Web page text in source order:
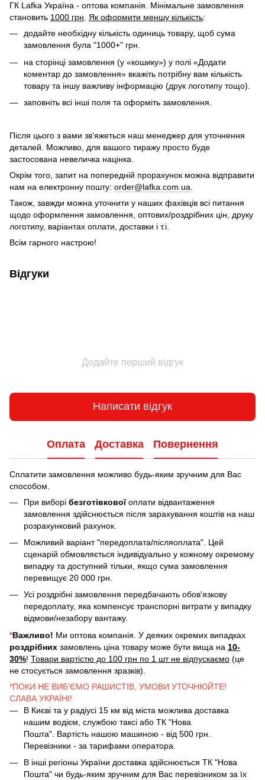
ГК Lafka Україна - оптова компанія. Мінімальне замовлення
становить 1000 грн. Як оформити меншу кількість:
додайте необхідну кількість одиниць товару, щоб сума
замовлення була "1000+" грн.
на сторінці замовлення (у «кошику») у полі «Додати
коментар до замовлення» вкажіть потрібну вам кількість
товару та іншу важливу інформацію (друк логотипу тощо).
заповніть всі інші поля та оформіть замовлення.
Після цього з вами зв’яжеться наш менеджер для уточнення
деталей. Можливо, для вашого тиражу просто буде
застосована невеличка націнка.
Окрім того, запит на попередній прорахунок можна відправити
нам на електронну пошту: order@lafka.com.ua
Також, завжди можна уточнити у наших фахівців всі питання
щодо оформлення замовлення, оптових/роздрібних цін, друку
логотипу, варіантах оплати, доставки і т.і.
Всім гарного настрою!
Відгуки
Додайте перший відгук
Написати відгук
Оплата Доставка Повернення
Сплатити замовлення можливо будь-яким зручним для Вас
способом.
При виборі безготівковоїоплати відвантаження
замовлення здійснюється після зарахування коштів на наш
розрахунковий рахунок.
Можливий варіант "передоплата/післяоплата". Цей
сценарій обмовляється індивідуально у кожному окремому
випадку та доступний тільки, якщо сума замовлення
перевищує 20 000 грн.
Усі роздрібні замовлення передбачають обов'язкову
передоплату, яка компенсує транспорні витрати у випадку
відмови/незабору вантажу.
*Важливо! Ми оптова компанія. У деяких окремих випадках
роздрібних замовлень ціна товару може бути вища на 10-
30%! Товари вартістю до 100 грн по 1 шт не відпускаємо (це
не стосується замовлення зразків).
*ПОКИ НЕ ВИБ'ЄМО РАШИСТІВ, УМОВИ УТОЧНЮЙТЕ!
СЛАВА УКРАЇНІ!
В Києві та у радіусі 15 км від міста можлива доставка
нашим водієм, службою таксі або ТК "Нова
Пошта". Вартість нашою машиною - від 500 грн.
Перевізники - за тарифами оператора.
В інші регіоны України доставка здійснюється ТК "Нова
Пошта" чи будь-яким зручним для Вас перевізником за їх